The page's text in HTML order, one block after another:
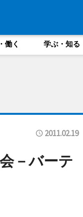
働く 学ぶ・知る
2011.02.19
－バーテ